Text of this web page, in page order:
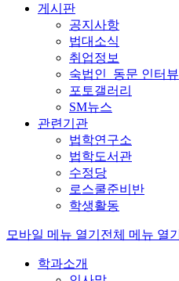
게시판
공지사항
법대소식
취업정보
숙법인_동문 인터뷰
포토갤러리
SM뉴스
관련기관
법학연구소
법학도서관
수정당
로스쿨준비반
학생활동
모바일 메뉴 열기 전체 메뉴 열기
학과소개